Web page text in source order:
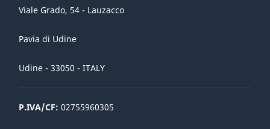
Viale Grado, 54 - Lauzacco
Pavia di Udine
Udine - 33050 - ITALY
P.IVA/CF: 02755960305